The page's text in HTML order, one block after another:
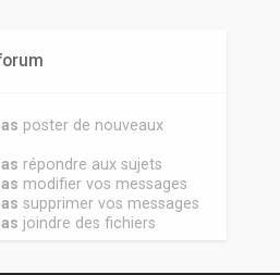
poster de nouveaux
répondre aux sujets
modifier vos messages
supprimer vos messages
joindre des fichiers